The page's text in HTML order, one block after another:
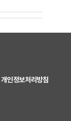
개인정보처리방침